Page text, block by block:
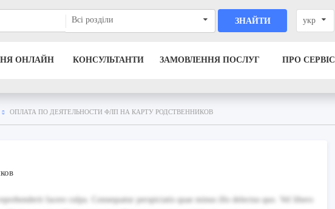
Всі розділи ЗНАЙТИ укр
ОНЛАЙН КОНСУЛЬТАНТИ ЗАМОВЛЕННЯ ПОСЛУГ ПРО СЕРВІС
ОПЛАТА ПО ДЕЯТЕЛЬНОСТИ ФЛП НА КАРТУ РОДСТВЕННИКОВ
facere culpa. Consequatur perspiciatis quae minus illo delectus quo. Vel libero